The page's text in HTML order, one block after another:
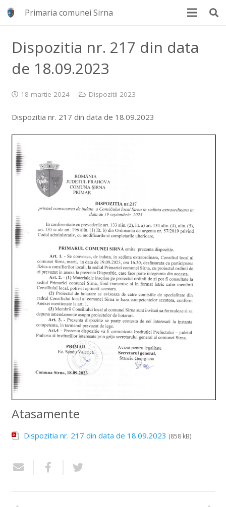
Primaria comunei Sirna
Dispozitia nr. 217 din data
de 18.09.2023
18 martie 2024 Dispozitii 2023
Dispozitia nr. 217 din data de 18.09.2023
Atasamente
Dispozitia nr. 217 din data de 18.09.2023 (858 kB)